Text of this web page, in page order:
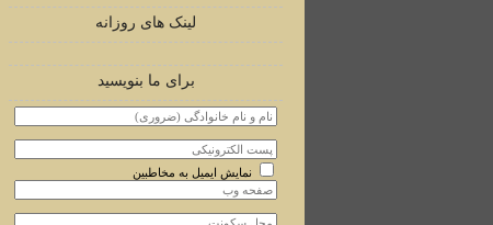
لینک های روزانه
برای ما بنویسید
نمایش ایمیل به مخاطبین